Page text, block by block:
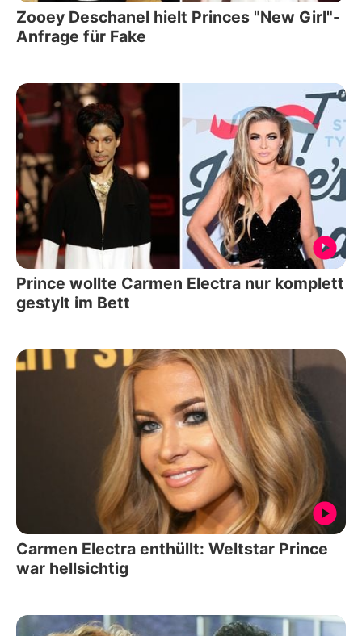
Zooey Deschanel hielt Princes "New Girl"-
Anfrage für Fake
Prince wollte Carmen Electra nur komplett
gestylt im Bett
Carmen Electra enthüllt: Weltstar Prince
war hellsichtig